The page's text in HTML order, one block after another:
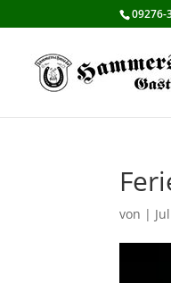
09276-
von |